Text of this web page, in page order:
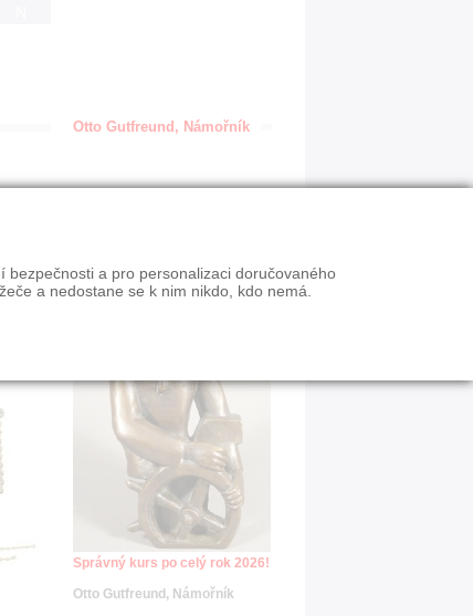
Otto Gutfreund, Námořník
Správný kurs po celý rok 2026!
Otto Gutfreund, Námořník
bezpečnosti a pro personalizaci doručovaného
a nedostane se k nim nikdo, kdo nemá.